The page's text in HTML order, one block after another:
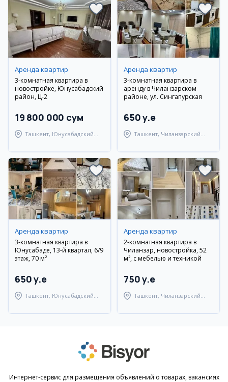
Аренда квартир
3-комнатная квартира в
новостройке, Юнусабадский
район, Ц-2
19 800 000 сум
Ташкент, Юнусабадский
Аренда квартир
3-комнатная квартира в
аренду в Чиланзарском
районе, ул. Сингапурская
650 y.e
Ташкент, Чиланзарский
Аренда квартир
3-комнатная квартира в
Юнусабаде, 13-й квартал, 6/9
этаж, 70 м²
650 y.e
Ташкент, Юнусабадский
Аренда квартир
2-комнатная квартира в
Чиланзар, новостройка, 52
м², с мебелью и техникой
750 y.e
Ташкент, Чиланзарский
Интернет-сервис для размещения объявлений о товарах, вакансиях